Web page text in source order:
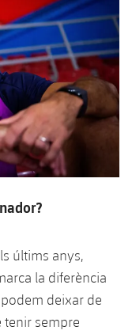
últims anys,
la diferència
deixar de
tenir sempre